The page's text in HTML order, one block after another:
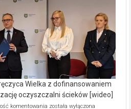
Wielka z dofinansowaniem
oczyszczalni ścieków [wideo]
komentowania Ekologiczne
została wyłączona